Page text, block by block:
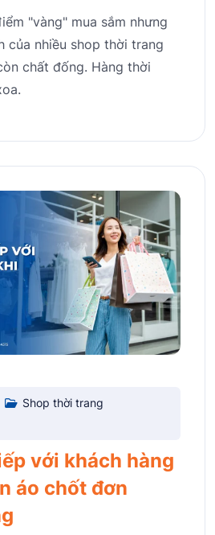
"vàng" mua sắm nhưng
của nhiều shop thời trang
chất đống. Hàng thời
Shop thời trang
với khách hàng
áo chốt đơn